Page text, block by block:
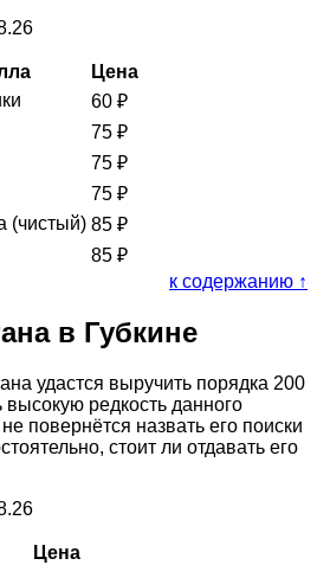
Цена
60 ₽
75 ₽
75 ₽
75 ₽
(чистый) 85 ₽
85 ₽
к содержанию ↑
в Губкине
удастся выручить порядка 200
высокую редкость данного
повернётся назвать его поиски
стоит ли отдавать его
Цена